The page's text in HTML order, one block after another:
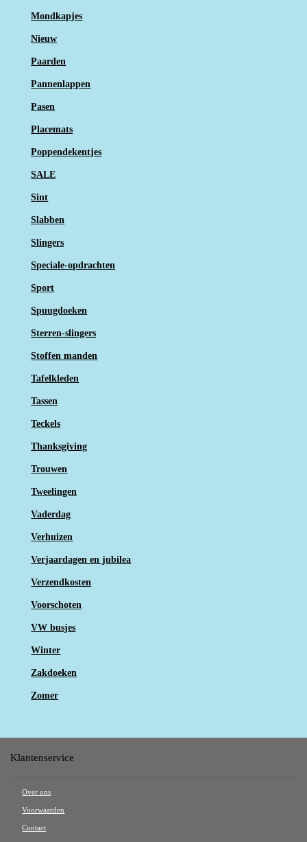
Mondkapjes
Nieuw
Paarden
Pannenlappen
Pasen
Placemats
Poppendekentjes
SALE
Sint
Slabben
Slingers
Speciale-opdrachten
Sport
Spuugdoeken
Sterren-slingers
Stoffen manden
Tafelkleden
Tassen
Teckels
Thanksgiving
Trouwen
Tweelingen
Vaderdag
Verhuizen
Verjaardagen en jubilea
Verzendkosten
Voorschoten
VW busjes
Winter
Zakdoeken
Zomer
Klantenservice
Over ons
Voorwaarden
Contact